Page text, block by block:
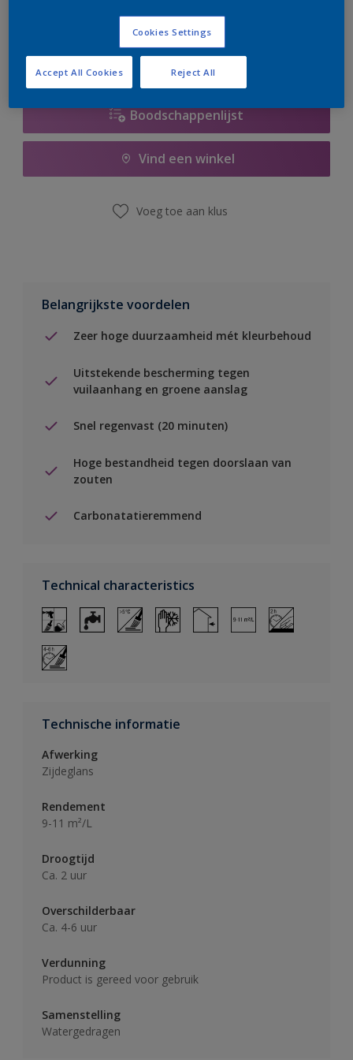
er hard aan om de voorraad aan te vullen.
Boodschappenlijst
Vind een winkel
Voeg toe aan klus
Belangrijkste voordelen
Zeer hoge duurzaamheid mét kleurbehoud
Uitstekende bescherming tegen
vuilaanhang en groene aanslag
Snel regenvast (20 minuten)
Hoge bestandheid tegen doorslaan van
zouten
Carbonatatieremmend
Technical characteristics
Technische informatie
Afwerking
Zijdeglans
Rendement
9-11 m²/L
Droogtijd
Ca. 2 uur
Overschilderbaar
Ca. 4-6 uur
Verdunning
Product is gereed voor gebruik
Samenstelling
Watergedragen
Cookies Settings
Reject All
Accept All Cookies